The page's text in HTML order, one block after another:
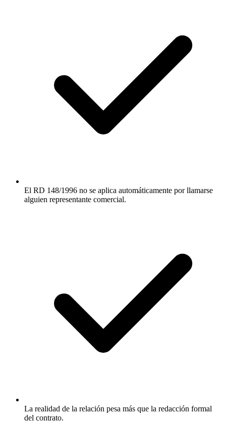
El RD 148/1996 no se aplica automáticamente por llamarse
alguien representante comercial.
La realidad de la relación pesa más que la redacción formal
del contrato.